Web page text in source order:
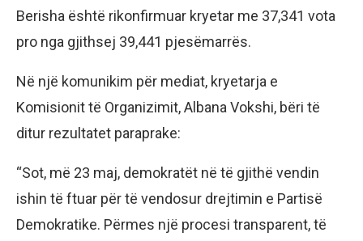
Berisha është rikonfirmuar kryetar me 37,341 vota
pro nga gjithsej 39,441 pjesëmarrës.
Në një komunikim për mediat, kryetarja e
Komisionit të Organizimit, Albana Vokshi, bëri të
ditur rezultatet paraprake:
“Sot, më 23 maj, demokratët në të gjithë vendin
ishin të ftuar për të vendosur drejtimin e Partisë
Demokratike. Përmes një procesi transparent, të